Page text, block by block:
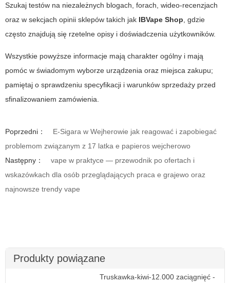
Szukaj testów na niezależnych blogach, forach, wideo-recenzjach
oraz w sekcjach opinii sklepów takich jak IBVape Shop , gdzie
często znajdują się rzetelne opisy i doświadczenia użytkowników.
Wszystkie powyższe informacje mają charakter ogólny i mają
pomóc w świadomym wyborze urządzenia oraz miejsca zakupu;
pamiętaj o sprawdzeniu specyfikacji i warunków sprzedaży przed
sfinalizowaniem zamówienia.
Poprzedni：
E-Sigara w Wejherowie jak reagować i zapobiegać
problemom związanym z 17 latka e papieros wejcherowo
Następny：
vape w praktyce — przewodnik po ofertach i
wskazówkach dla osób przeglądających praca e grajewo oraz
najnowsze trendy vape
Produkty powiązane
Truskawka-kiwi-12.000 zaciągnięć -